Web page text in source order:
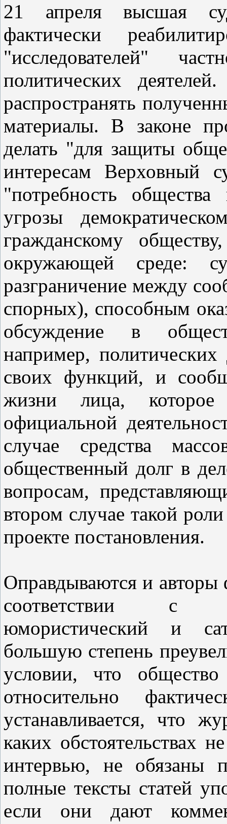
21 апреля высшая
фактически
"исследователей"
политических
распространять
материалы. В законе
делать "для защиты
интересам Верховный
"потребность
угрозы
гражданскому
окружающей среде:
разграничение между
спорных), способным
обсуждение в
например,
своих функций, и
жизни лица, которое
официальной
случае средства
общественный долг в
вопросам,
втором случае такой
проекте постановления.
Оправдываются и авторы
соответствии с
юмористический и
большую степень
условии, что
относительно
устанавливается, что
каких обстоятельствах
интервью, не обязаны
полные тексты статей
если они дают